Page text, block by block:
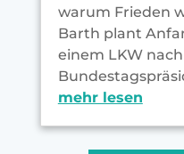
warum Frieden
Barth plant
einem LKW
mehr lesen